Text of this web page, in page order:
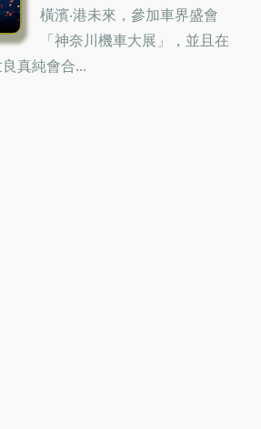
橫濱‧港未來，參加車界盛會
「神奈川機車大展」，並且在
真純會合...